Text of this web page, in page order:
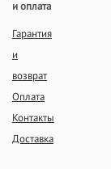
и оплата
Гарантия
и
возврат
Оплата
Контакты
Доставка